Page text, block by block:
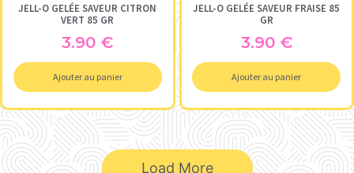
JELL-O GELÉE SAVEUR CITRON
VERT 85 GR
3.90 €
Ajouter au panier
JELL-O GELÉE SAVEUR FRAISE 85
GR
3.90 €
Ajouter au panier
Load More